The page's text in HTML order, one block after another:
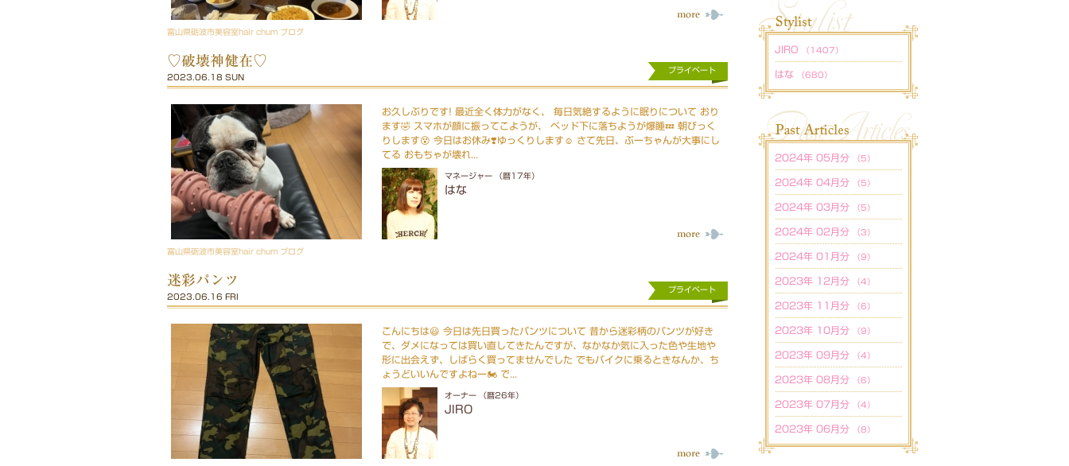
富山県砺波市美容室hair chum ブログ
♡破壊神健在♡
2023.06.18 SUN
プライベート
お久しぶりです! 最近全く体力がなく、 毎日気絶するように眠りについて おり
ます🤣 スマホが顔に振ってこようが、 ベッド下に落ちようが爆睡💤 朝びっく
りします😵 今日はお休み❣️ゆっくりします☺️ さて先日、ぶーちゃんが大事にし
てる おもちゃが壊れ...
マネージャー （暦17年）
はな
富山県砺波市美容室hair chum ブログ
迷彩パンツ
2023.06.16 FRI
プライベート
こんにちは😃 今日は先日買ったパンツについて 昔から迷彩柄のパンツが好き
で、ダメになっては買い直してきたんですが、なかなか気に入った色や生地や
形に出会えず、しばらく買ってませんでした でもバイクに乗るときなんか、ち
ょうどいいんですよねー🏍️ で...
オーナー （暦26年）
JIRO
JIRO （1407）
はな （680）
2024年 05月分 （5）
2024年 04月分 （5）
2024年 03月分 （5）
2024年 02月分 （3）
2024年 01月分 （9）
2023年 12月分 （4）
2023年 11月分 （6）
2023年 10月分 （9）
2023年 09月分 （4）
2023年 08月分 （6）
2023年 07月分 （4）
2023年 06月分 （8）